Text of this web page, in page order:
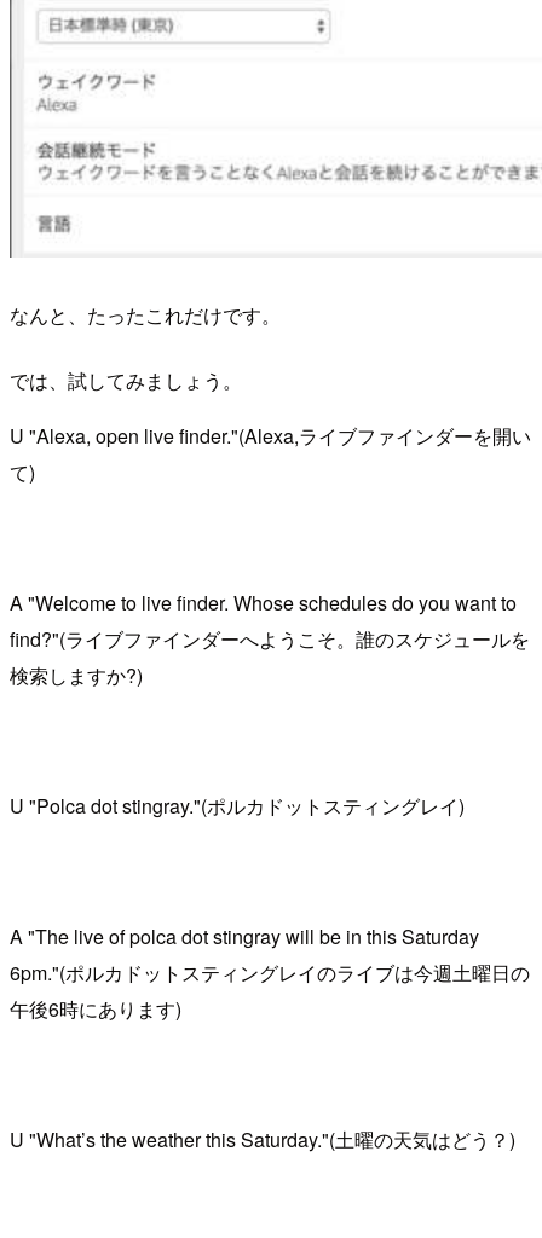
なんと、たったこれだけです。
では、試してみましょう。
U "Alexa, open live finder."(Alexa,ライブファインダーを開い
て)
A "Welcome to live finder. Whose schedules do you want to
find?"(ライブファインダーへようこそ。誰のスケジュールを
検索しますか?)
U "Polca dot stingray."(ポルカドットスティングレイ)
A "The live of polca dot stingray will be in this Saturday
6pm."(ポルカドットスティングレイのライブは今週土曜日の
午後6時にあります)
U "What’s the weather this Saturday."(土曜の天気はどう？)